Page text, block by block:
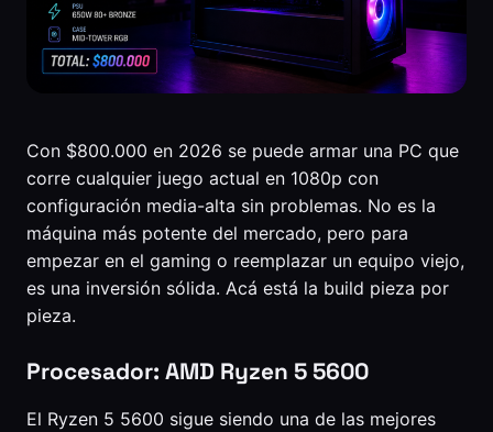
Con $800.000 en 2026 se puede armar una PC que
corre cualquier juego actual en 1080p con
configuración media-alta sin problemas. No es la
máquina más potente del mercado, pero para
empezar en el gaming o reemplazar un equipo viejo,
es una inversión sólida. Acá está la build pieza por
pieza.
Procesador: AMD Ryzen 5 5600
El Ryzen 5 5600 sigue siendo una de las mejores